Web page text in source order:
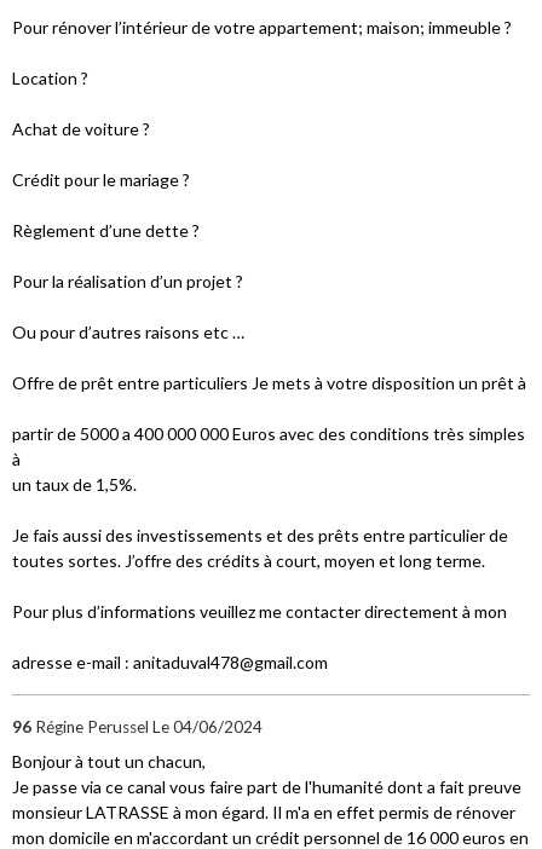
Pour rénover l’intérieur de votre appartement; maison; immeuble ?
Location ?
Achat de voiture ?
Crédit pour le mariage ?
Règlement d’une dette ?
Pour la réalisation d’un projet ?
Ou pour d’autres raisons etc …
Offre de prêt entre particuliers Je mets à votre disposition un prêt à
partir de 5000 a 400 000 000 Euros avec des conditions très simples
à
un taux de 1,5%.
Je fais aussi des investissements et des prêts entre particulier de
toutes sortes. J’offre des crédits à court, moyen et long terme.
Pour plus d’informations veuillez me contacter directement à mon
adresse e-mail : anitaduval478@gmail.com
96 Régine Perussel Le 04/06/2024
Bonjour à tout un chacun,
Je passe via ce canal vous faire part de l'humanité dont a fait preuve
monsieur LATRASSE à mon égard. Il m'a en effet permis de rénover
mon domicile en m'accordant un crédit personnel de 16 000 euros en